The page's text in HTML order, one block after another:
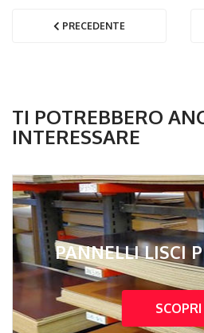
PRECEDENTE
TI POTREBBERO
INTERESSARE
PANNELLI LISCI
SCOPRI